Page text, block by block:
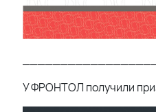
У ФРОНТОЛ получили